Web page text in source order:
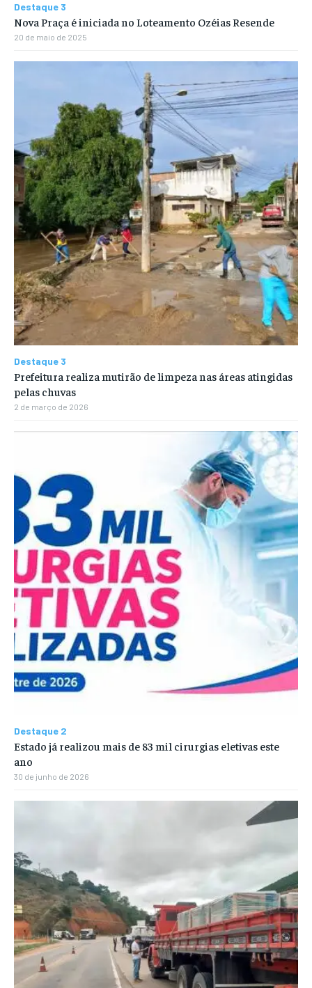
Destaque 3
Nova Praça é iniciada no Loteamento Ozéias Resende
20 de maio de 2025
Destaque 3
Prefeitura realiza mutirão de limpeza nas áreas atingidas
pelas chuvas
2 de março de 2026
Destaque 2
Estado já realizou mais de 83 mil cirurgias eletivas este
ano
30 de junho de 2026